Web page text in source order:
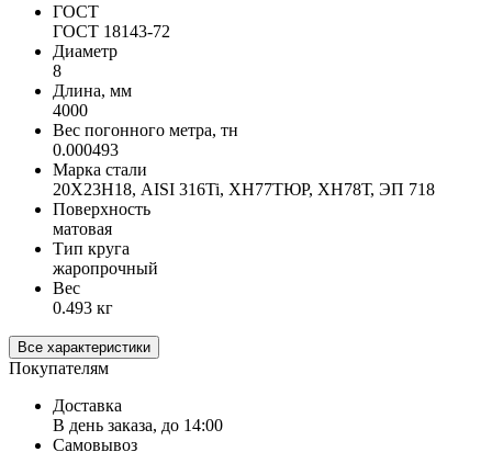
ГОСТ
ГОСТ 18143-72
Диаметр
8
Длина, мм
4000
Вес погонного метра, тн
0.000493
Марка стали
20Х23Н18, AISI 316Ti, ХН77ТЮР, ХН78Т, ЭП 718
Поверхность
матовая
Тип круга
жаропрочный
Вес
0.493 кг
Все характеристики
Покупателям
Доставка
В день заказа, до 14:00
Самовывоз